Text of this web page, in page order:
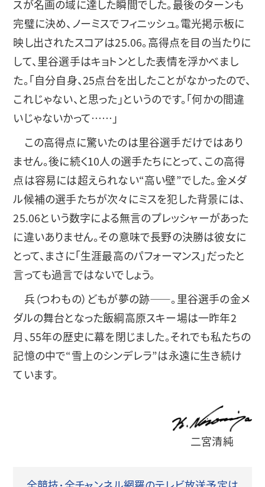
スが名画の域に達した瞬間でした。最後のターンも
完璧に決め、ノーミスでフィニッシュ。電光掲示板に
映し出されたスコアは25.06。高得点を目の当たりに
して、里谷選手はキョトンとした表情を浮かべまし
た。「自分自身、25点台を出したことがなかったので、
これじゃない、と思った」というのです。「何かの間違
いじゃないかって……」
この高得点に驚いたのは里谷選手だけではあり
ません。後に続く10人の選手たちにとって、この高得
点は容易には超えられない“高い壁”でした。金メダ
ル候補の選手たちが次々にミスを犯した背景には、
25.06という数字による無言のプレッシャーがあった
に違いありません。その意味で長野の決勝は彼女に
とって、まさに「生涯最高のパフォーマンス」だったと
言っても過言ではないでしょう。
兵（つわもの）どもが夢の跡――。里谷選手の金メ
ダルの舞台となった飯綱高原スキー場は一昨年2
月、55年の歴史に幕を閉じました。それでも私たちの
記憶の中で“雪上のシンデレラ”は永遠に生き続け
ています。
二宮清純